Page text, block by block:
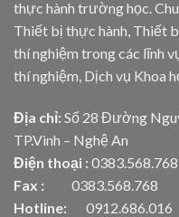
thực hành trường học.
Thiết bị thực hành, Thiết
thí nghiệm trong các lĩnh
thí nghiệm, Dịch vụ Khoa
Địa chỉ: Số 28 Đường
TP.Vinh – Nghệ An
Điện thoại : 0383.568.768
Fax : 0383.568.768
Hotline: 0912.686.016